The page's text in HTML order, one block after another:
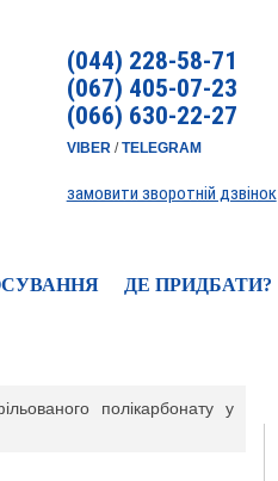
(044) 228-58-71
(067) 405-07-23
(066) 630-22-27
VIBER/TELEGRAM
замовити зворотній дзвінок
ДЕ ПРИДБАТИ?
полікарбонату у